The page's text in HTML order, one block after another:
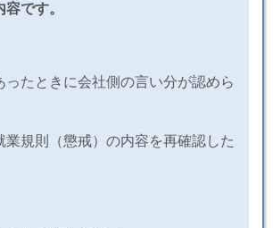
です。
ったときに会社側の言い分が認めら
業規則（懲戒）の内容を再確認した